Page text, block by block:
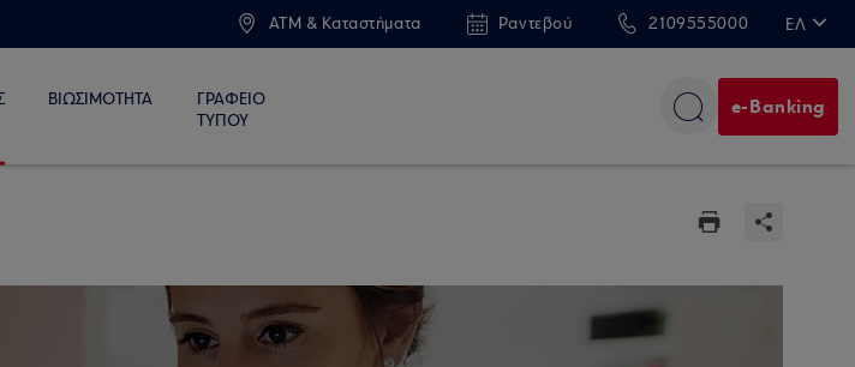
ATM & Καταστήματα Ραντεβού 2109555000 ΕΛ
ΒΙΩΣΙΜΟΤΗΤΑ
ΓΡΑΦΕΙΟ
ΤΥΠΟΥ
e-Banking